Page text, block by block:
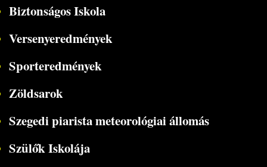
Biztonságos Iskola
Versenyeredmények
Sporteredmények
Zöldsarok
Szegedi piarista meteorológiai állomás
Szülők Iskolája